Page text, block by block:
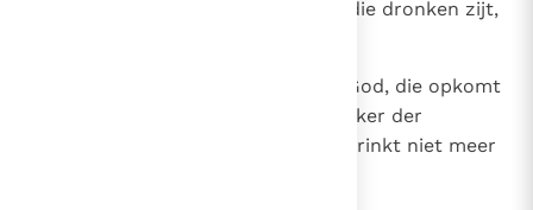
Daarom luister ongelukkige, gij, die dronken zijt,
zo spreekt uw Heer, Jahwe, uw God, die opkomt
voor zijn volk: Zie, Ik neem de beker der
bedwelming uit uw hand, en gij drinkt niet meer